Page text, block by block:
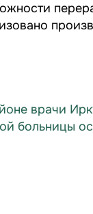
врачи
больницы